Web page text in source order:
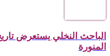
الباحث النخلي يستعرض
المنورة